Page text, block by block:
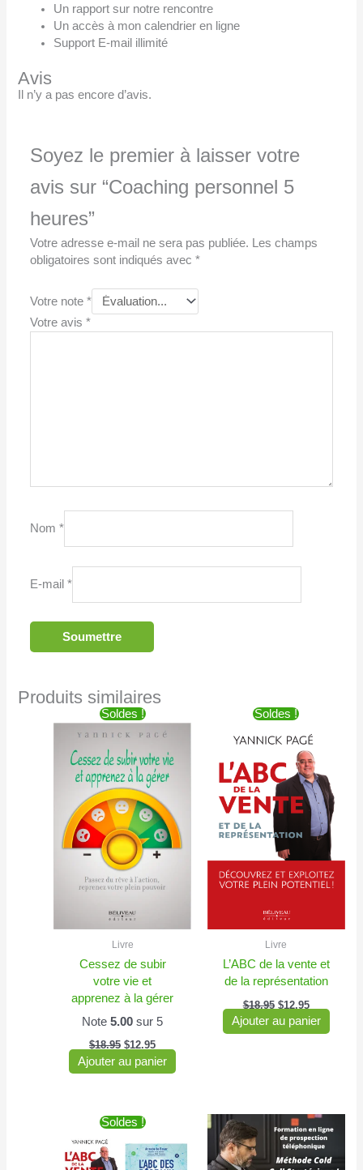
Un rapport sur notre rencontre
Un accès à mon calendrier en ligne
Support E-mail illimité
Avis
Il n’y a pas encore d’avis.
Soyez le premier à laisser votre
avis sur “Coaching personnel 5
heures”
Votre adresse e-mail ne sera pas publiée. Les champs
obligatoires sont indiqués avec*
Votre note*
Votre avis*
Nom*
E-mail*
Produits similaires
Soldes !
Livre
Cessez de subir
votre vie et
apprenez à la gérer
Note5.00 sur 5
$18.95
Le
prix
initial
était :
$18.95.
$12.95
prix
actuel
est :
$12.95.
Ajouter au panier
Soldes !
Livre
L’ABC de la vente et
de la représentation
$18.95
Le
initial
était :
$18.95.
$12.95
actuel
est :
$12.95.
Ajouter au panier
Soldes !
Le
initial
était :
actuel
est :